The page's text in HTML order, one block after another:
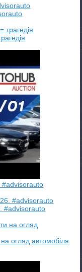
#advisorauto
#advisorauto
огляд автомобіля